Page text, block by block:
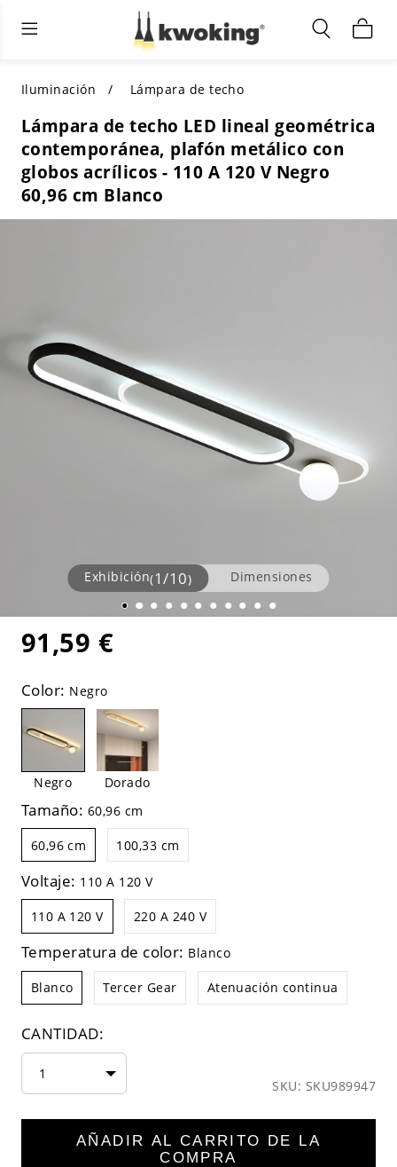
Muebles de sala de estar
TODOS LOS MUEBLES DE SALÓN
SELECCIONES DESTACADAS
COMPRAR POR ESTILO
Iluminación interior
Comprar por categoría
COMPRAR POR ESTILO
Shop by Colors
Iluminación exterior
TODA LA ILUMINACIÓN PARA
COMPRAR POR CATEGORÍA
COMPRAR POR ESTILO
Iluminación Lámpara de techo
Lámpara de techo LED lineal geométrica
contemporánea, plafón metálico con
globos acrílicos - 110 A 120 V Negro
60,96 cm Blanco
Exhibición(1/10) Dimensiones
91,59 €
Color: Negro
Negro Dorado
Tamaño: 60,96 cm
60,96 cm 100,33 cm
Voltaje: 110 A 120 V
110 A 120 V 220 A 240 V
Temperatura de color: Blanco
Blanco Tercer Gear Atenuación continua
CANTIDAD:
1
SKU: SKU989947
AÑADIR AL CARRITO DE LA
COMPRA